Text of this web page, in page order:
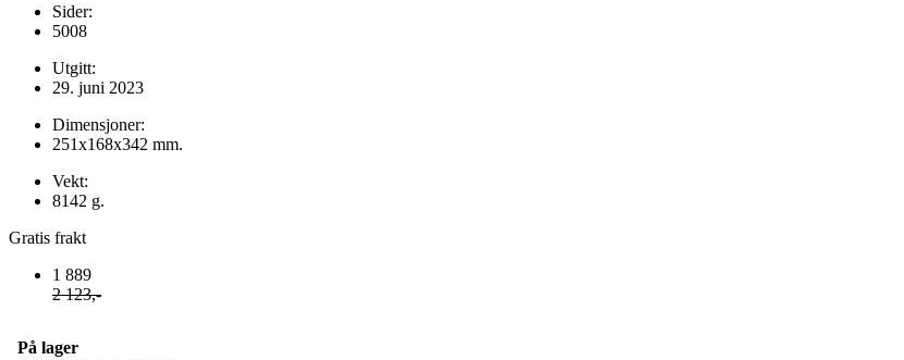
Sider:
5008
Utgitt:
29. juni 2023
Dimensjoner:
251x168x342 mm.
Vekt:
8142 g.
Gratis frakt
1 889
2 123,-
På lager